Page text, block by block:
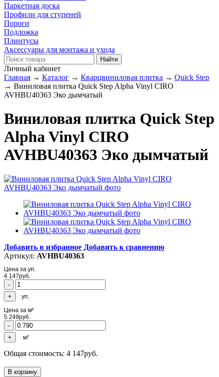
Паркетная доска
Профили для ступеней
Пороги
Подложка
Плинтусы
Аксессуары для монтажа и ухода
Личный кабинет
Главная → Каталог → Кварцвиниловая плитка → Quick Step
→ Виниловая плитка Quick Step Alpha Vinyl CIRO
AVHBU40363 Эко дымчатый
Виниловая плитка Quick Step
Alpha Vinyl CIRO
AVHBU40363 Эко дымчатый
Добавить в избранное Добавить к сравнению
Артикул: AVHBU40363
Цена за уп.
4 147руб.
уп.
Цена за м²
5 249руб.
м²
Общая стоимость: 4 147руб.